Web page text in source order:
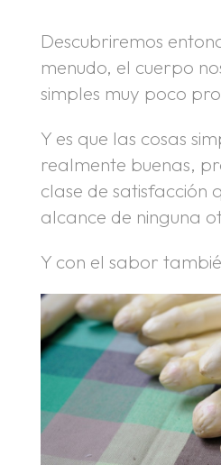
Descubriremos
menudo, el cuerpo
simples muy poco
Y es que las cosas
realmente buenas,
clase de satisfacción
alcance de ninguna
Y con el sabor